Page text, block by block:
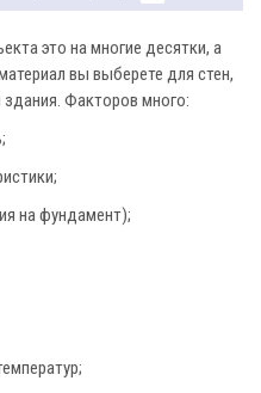
это на многие десятки, а
вы выберете для стен,
Факторов много:
на фундамент);